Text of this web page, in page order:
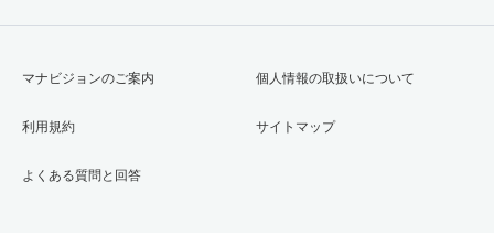
マナビジョンのご案内
利用規約
よくある質問と回答
個人情報の取扱いについて
サイトマップ